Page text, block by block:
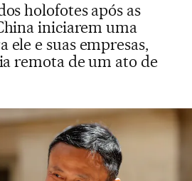
holofotes após as
iniciarem uma
ele e suas empresas,
remota de um ato de